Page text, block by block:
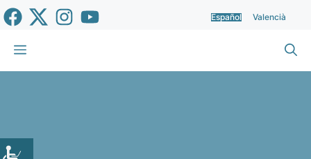
Saltar
al
contenido
Español Valencià
Menú